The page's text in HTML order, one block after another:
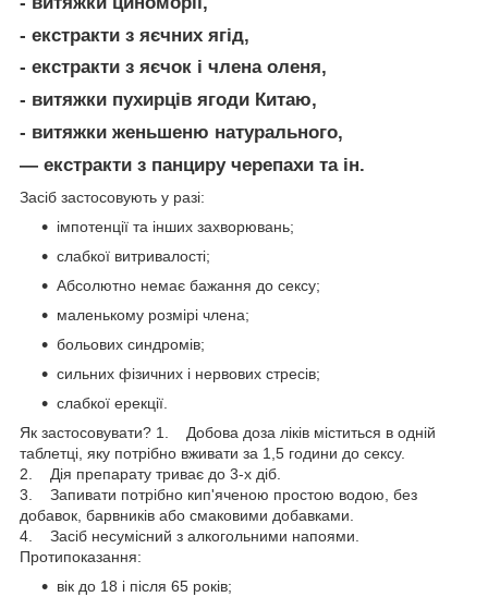
- екстракти з яєчних ягід,
- екстракти з яєчок і члена оленя,
- витяжки пухирців ягоди Китаю,
- витяжки женьшеню натурального,
— екстракти з панциру черепахи та ін.
Засіб застосовують у разі:
імпотенції та інших захворювань;
слабкої витривалості;
Абсолютно немає бажання до сексу;
маленькому розмірі члена;
больових синдромів;
сильних фізичних і нервових стресів;
слабкої ерекції.
Як застосовувати? 1. Добова доза ліків міститься в одній
таблетці, яку потрібно вживати за 1,5 години до сексу.
2. Дія препарату триває до 3-х діб.
3. Запивати потрібно кип'яченою простою водою, без
добавок, барвників або смаковими добавками.
4. Засіб несумісний з алкогольними напоями.
Протипоказання:
вік до 18 і після 65 років;